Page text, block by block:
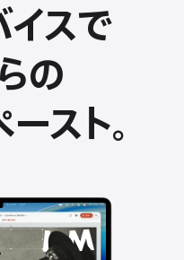
イスで
の
スト。